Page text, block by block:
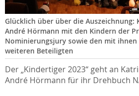
Glücklich über über die Auszeichnung:
André Hörmann mit den Kindern der
Nominierungsjury sowie den mit
weiteren Beteiligten
Der „Kindertiger 2023“ geht an
André Hörmann für ihr Drehbuch